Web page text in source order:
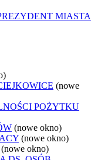
MIASTA
(nowe
POŻYTKU
(nowe okno)
(nowe okno)
(nowe okno)